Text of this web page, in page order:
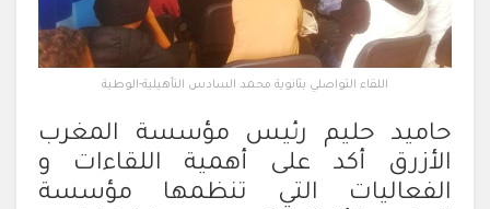
اللقاء التواصلي بثانوية محمد السادس التأهيلية-الوطية
حاميد حليم رئيس مؤسسة المغرب
الأزرق أكد على أهمية اللقاءات و
الفعاليات التي تنظمها مؤسسة